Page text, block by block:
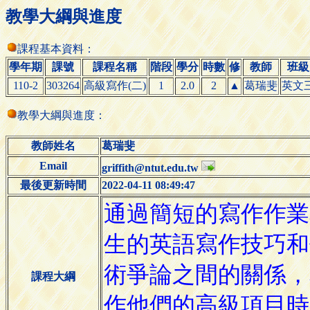
教學大綱與進度
課程基本資料：
學年期
課號 課程名稱 階段 學分 時數 修 教師
班級
110-2
303264 高級寫作(二) 1 2.0 2 ▲ 葛瑞斐 英文
教學大綱與進度：
教師姓名
葛瑞斐
Email
griffith@ntut.edu.tw
最後更新時間
2022-04-11 08:49:47
課程大綱